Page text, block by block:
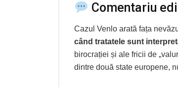
Comentariu
Cazul Venlo arată fața
când tratatele sunt
birocrației și ale fricii de
dintre două state europene,